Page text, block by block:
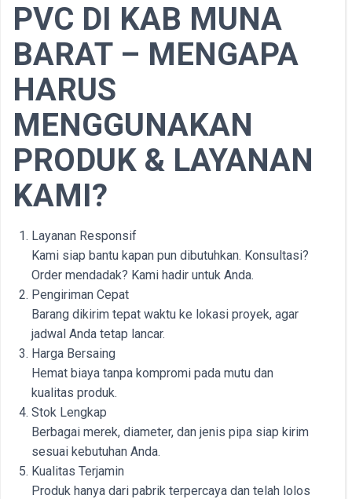
PVC DI KAB MUNA
BARAT – MENGAPA
HARUS
MENGGUNAKAN
PRODUK & LAYANAN
KAMI?
Layanan Responsif
Kami siap bantu kapan pun dibutuhkan. Konsultasi?
Order mendadak? Kami hadir untuk Anda.
Pengiriman Cepat
Barang dikirim tepat waktu ke lokasi proyek, agar
jadwal Anda tetap lancar.
Harga Bersaing
Hemat biaya tanpa kompromi pada mutu dan
kualitas produk.
Stok Lengkap
Berbagai merek, diameter, dan jenis pipa siap kirim
sesuai kebutuhan Anda.
Kualitas Terjamin
Produk hanya dari pabrik terpercaya dan telah lolos